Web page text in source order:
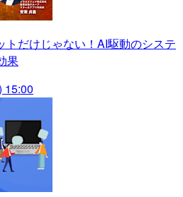
トだけじゃない！AI駆動のシステ
果
15:00